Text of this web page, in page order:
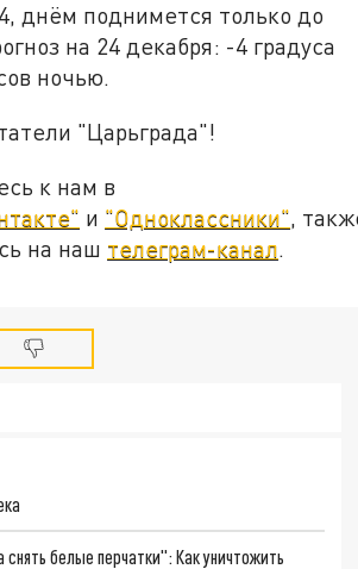
днём поднимется только до
на 24 декабря: -4 градуса
ночью.
"Царьграда"!
к нам в
и "Одноклассники" ,
на наш телеграм-канал
снять белые перчатки": Как уничтожить